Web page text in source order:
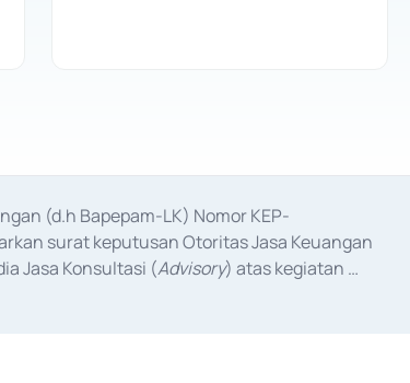
(d.h Bapepam-LK) Nomor KEP-
surat keputusan Otoritas Jasa Keuangan
Jasa Konsultasi (Advisory) atas kegiatan